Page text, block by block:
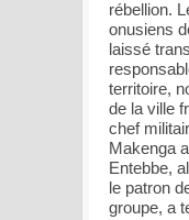
rébellion.
onusiens
laissé
territoire,
de la ville
chef
Makenga
Entebbe,
le patron
groupe, a